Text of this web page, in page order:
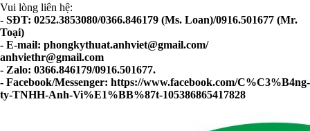
Vui lòng liên hệ:
- SĐT: 0252.3853080/0366.846179 (Ms. Loan)/0916.501677 (Mr.
Toại)
- E-mail: phongkythuat.anhviet@gmail.com/
anhviethr@gmail.com
- Zalo: 0366.846179/0916.501677.
- Facebook/Messenger: https://www.facebook.com/C%C3%B4ng-
ty-TNHH-Anh-Vi%E1%BB%87t-105386865417828